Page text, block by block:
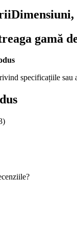
gamă
specificațiile sau
)